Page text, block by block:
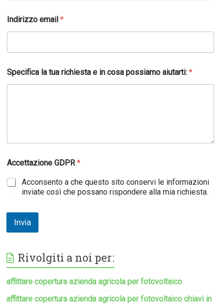
Indirizzo email*
Specifica la tua richiesta e in cosa possiamo aiutarti:*
Accettazione GDPR*
Acconsento a che questo sito conservi le informazioni
inviate così che possano rispondere alla mia richiesta.
Invia
Rivolgiti a noi per:
affittare copertura azienda agricola per fotovoltaico
affittare copertura azienda agricola per fotovoltaico chiavi in